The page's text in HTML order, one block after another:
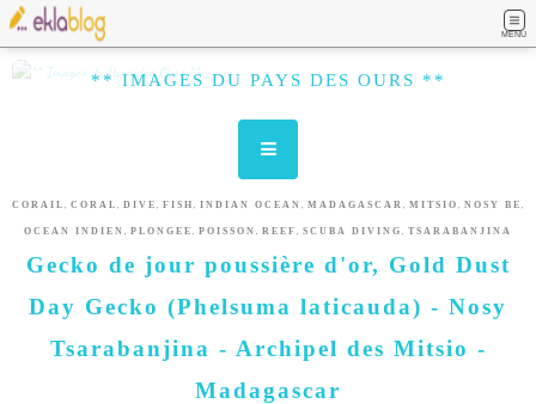
MENU
** IMAGES DU PAYS DES OURS **
CORAIL , CORAL , DIVE , FISH , INDIAN OCEAN , MADAGASCAR , MITSIO , NOSY BE ,
OCEAN INDIEN , PLONGEE , POISSON , REEF , SCUBA DIVING , TSARABANJINA
Gecko de jour poussière d'or, Gold Dust
Day Gecko (Phelsuma laticauda) - Nosy
Tsarabanjina - Archipel des Mitsio -
Madagascar